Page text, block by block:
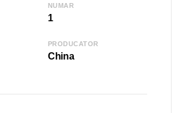
NUMAR
1
PRODUCATOR
China